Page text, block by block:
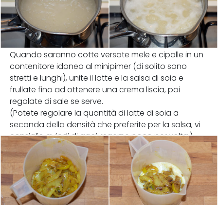
Quando saranno cotte versate mele e cipolle in un
contenitore idoneo al minipimer (di solito sono
stretti e lunghi), unite il latte e la salsa di soia e
frullate fino ad ottenere una crema liscia, poi
regolate di sale se serve.
(Potete regolare la quantità di latte di soia a
seconda della densità che preferite per la salsa, vi
consiglio quindi di aggiungerne poco per volta.)